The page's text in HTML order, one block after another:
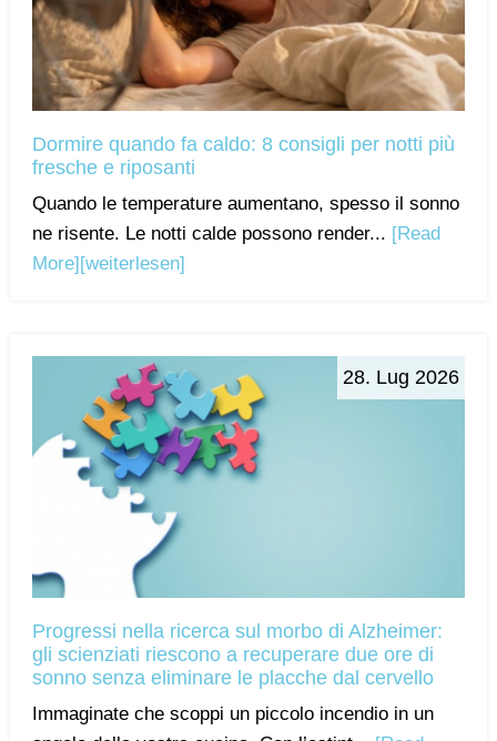
Dormire quando fa caldo: 8 consigli per notti più
fresche e riposanti
Quando le temperature aumentano, spesso il sonno
ne risente. Le notti calde possono render... [Read
More] [weiterlesen]
28. Lug 2026
Progressi nella ricerca sul morbo di Alzheimer:
gli scienziati riescono a recuperare due ore di
sonno senza eliminare le placche dal cervello
Immaginate che scoppi un piccolo incendio in un